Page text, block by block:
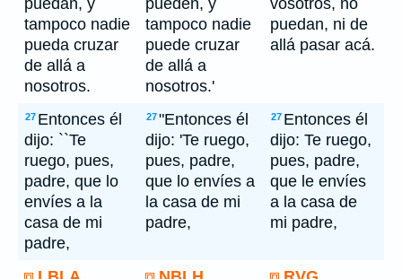
puedan, y
tampoco nadie
pueda cruzar
de allá a
nosotros.
pueden, y
tampoco nadie
puede cruzar
de allá a
nosotros.'
vosotros, no
puedan, ni de
allá pasar acá.
27 Entonces él
dijo: ``Te
ruego, pues,
padre, que lo
envíes a la
casa de mi
padre,
27"Entonces él
dijo: 'Te ruego,
pues, padre,
que lo envíes a
la casa de mi
padre,
27 Entonces él
dijo: Te ruego,
pues, padre,
que le envíes
a la casa de
mi padre,